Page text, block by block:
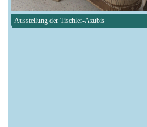
Ausstellung der Tischler-Azubis